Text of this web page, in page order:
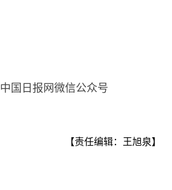
中国日报网微信公众号
【责任编辑：王旭泉】